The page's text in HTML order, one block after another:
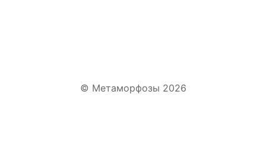
© Метаморфозы 2026
WhatsApp
Telegram
VK